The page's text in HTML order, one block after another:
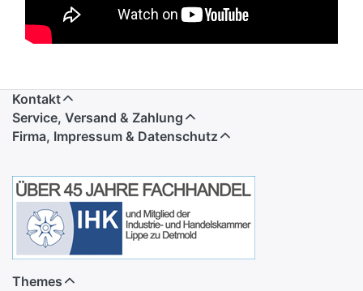
Kontakt
Service, Versand & Zahlung
Firma, Impressum & Datenschutz
Themes